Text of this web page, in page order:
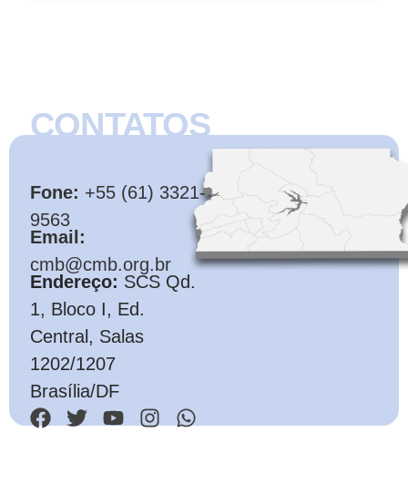
CONTATOS
Fone: +55 (61) 3321-
9563
Email:
cmb@cmb.org.br
Endereço: SCS Qd.
1, Bloco I, Ed.
Central, Salas
1202/1207
Brasília/DF